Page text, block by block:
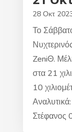
28 Οκτ
Το
ZeniΘ.
στα 21
10
Στέφανος